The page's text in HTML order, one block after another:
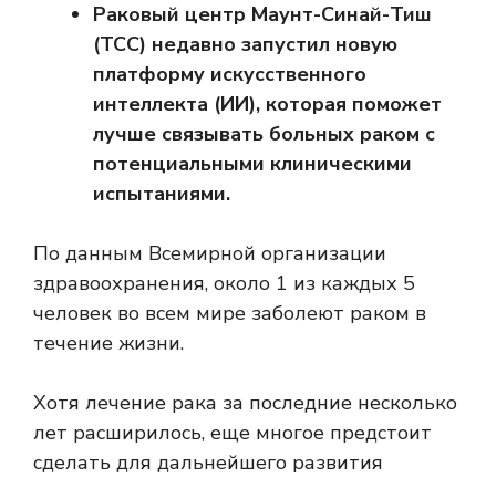
Раковый центр Маунт-Синай-Тиш
(TCC) недавно запустил новую
платформу искусственного
интеллекта (ИИ), которая поможет
лучше связывать больных раком с
потенциальными клиническими
испытаниями.
По данным Всемирной организации
здравоохранения, около 1 из каждых 5
человек во всем мире заболеют раком в
течение жизни.
Хотя лечение рака за последние несколько
лет расширилось, еще многое предстоит
сделать для дальнейшего развития